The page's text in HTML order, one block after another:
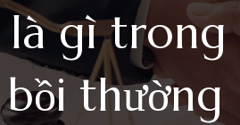
là gì trong
thường